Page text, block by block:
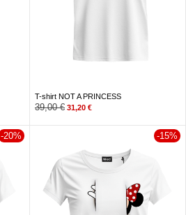
T-shirt NOT A PRINCESS
39,00€ 31,20 €
-20% -15%